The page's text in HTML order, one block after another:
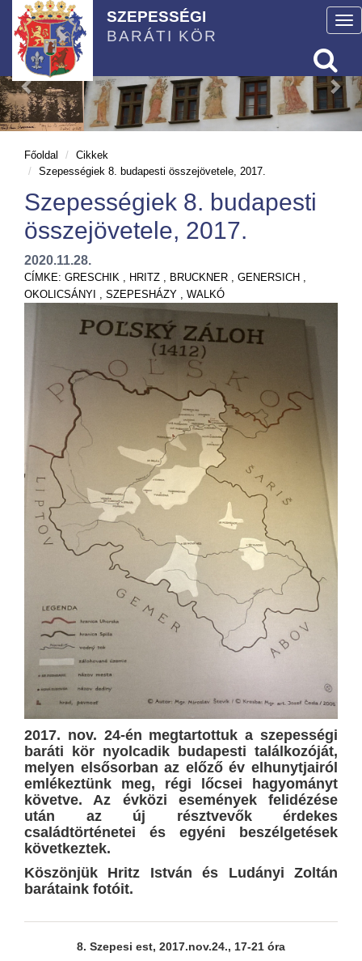
SZEPESSÉGI
BARÁTI KÖR
Főoldal
Cikkek
Szepességiek 8. budapesti összejövetele, 2017.
Szepességiek 8. budapesti
összejövetele, 2017.
2020.11.28.
CÍMKE: GRESCHIK , HRITZ , BRUCKNER , GENERSICH ,
OKOLICSÁNYI , SZEPESHÁZY , WALKÓ
2017. nov. 24-én megtartottuk a szepességi
baráti kör nyolcadik budapesti találkozóját,
melyen elsősorban az előző év elhunytjairól
emlékeztünk meg, régi lőcsei hagyományt
követve. Az évközi események felidézése
után az új résztvevők érdekes
családtörténetei és egyéni beszélgetések
következtek.
Köszönjük Hritz István és Ludányi Zoltán
barátaink fotóit.
8. Szepesi est, 2017.nov.24., 17-21 óra